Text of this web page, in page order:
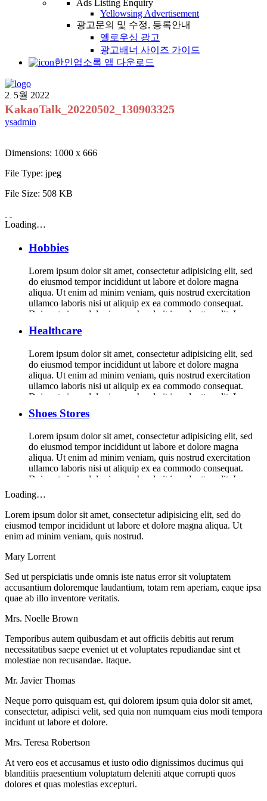
Ads Listing Enquiry
Yellowsing Advertisement
광고문의 및 수정, 등록안내
옐로우싱 광고
광고배너 사이즈 가이드
한인업소록 앱 다운로드
2. 5월 2022
KakaoTalk_20220502_130903325
ysadmin
Dimensions: 1000 x 666
File Type: jpeg
File Size: 508 KB
Loading…
Hobbies
Lorem ipsum dolor sit amet, consectetur adipisicing elit, sed
do eiusmod tempor incididunt ut labore et dolore magna
aliqua. Ut enim ad minim veniam, quis nostrud exercitation
ullamco laboris nisi ut aliquip ex ea commodo consequat.
Duis aute irure dolor in reprehenderit in voluptte velit. Lorem
ipsum dolor sit amet, consectetur adipisicing elit, sed do […]
Healthcare
Lorem ipsum dolor sit amet, consectetur adipisicing elit, sed
do eiusmod tempor incididunt ut labore et dolore magna
aliqua. Ut enim ad minim veniam, quis nostrud exercitation
ullamco laboris nisi ut aliquip ex ea commodo consequat.
Duis aute irure dolor in reprehenderit in voluptte velit. Lorem
ipsum dolor sit amet, consectetur adipisicing elit, sed do […]
Shoes Stores
Lorem ipsum dolor sit amet, consectetur adipisicing elit, sed
do eiusmod tempor incididunt ut labore et dolore magna
aliqua. Ut enim ad minim veniam, quis nostrud exercitation
ullamco laboris nisi ut aliquip ex ea commodo consequat.
Duis aute irure dolor in reprehenderit in voluptte velit. Lorem
Loading…
Lorem ipsum dolor sit amet, consectetur adipisicing elit, sed do
eiusmod tempor incididunt ut labore et dolore magna aliqua. Ut
enim ad minim veniam, quis nostrud.
Mary Lorrent
Sed ut perspiciatis unde omnis iste natus error sit voluptatem
accusantium doloremque laudantium, totam rem aperiam, eaque ipsa
quae ab illo inventore veritatis.
Mrs. Noelle Brown
Temporibus autem quibusdam et aut officiis debitis aut rerum
necessitatibus saepe eveniet ut et voluptates repudiandae sint et
molestiae non recusandae. Itaque.
Mr. Javier Thomas
Neque porro quisquam est, qui dolorem ipsum quia dolor sit amet,
consectetur, adipisci velit, sed quia non numquam eius modi tempora
incidunt ut labore et dolore.
Mrs. Teresa Robertson
At vero eos et accusamus et iusto odio dignissimos ducimus qui
blanditiis praesentium voluptatum deleniti atque corrupti quos
dolores et quas molestias excepturi.